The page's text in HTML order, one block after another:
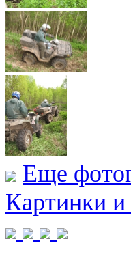
Еще
Картинки и